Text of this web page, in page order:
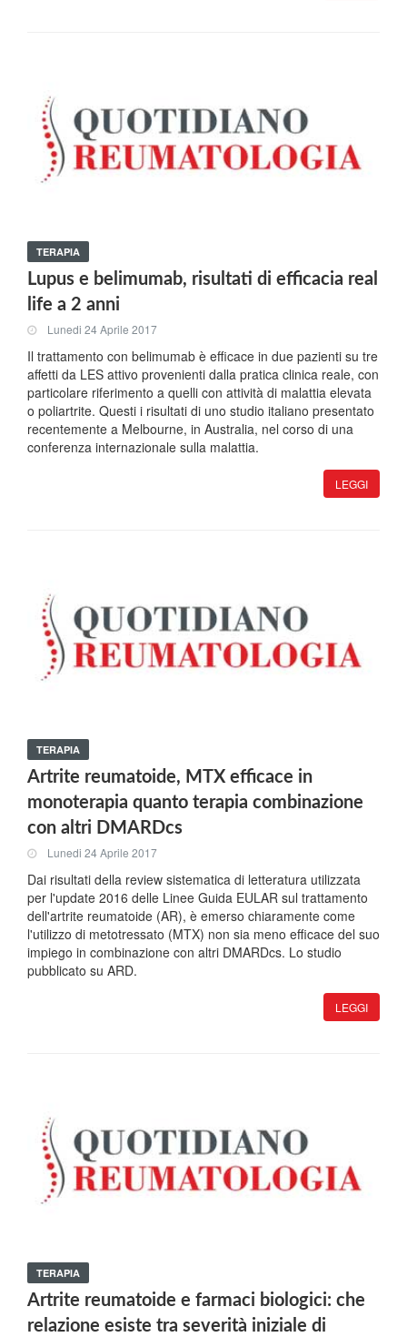
TERAPIA
Lupus e belimumab, risultati di efficacia real
life a 2 anni
Lunedi 24 Aprile 2017
Il trattamento con belimumab è efficace in due pazienti su tre
affetti da LES attivo provenienti dalla pratica clinica reale, con
particolare riferimento a quelli con attività di malattia elevata
o poliartrite. Questi i risultati di uno studio italiano presentato
recentemente a Melbourne, in Australia, nel corso di una
conferenza internazionale sulla malattia.
LEGGI
TERAPIA
Artrite reumatoide, MTX efficace in
monoterapia quanto terapia combinazione
con altri DMARDcs
Lunedi 24 Aprile 2017
Dai risultati della review sistematica di letteratura utilizzata
per l'update 2016 delle Linee Guida EULAR sul trattamento
dell'artrite reumatoide (AR), è emerso chiaramente come
l'utilizzo di metotressato (MTX) non sia meno efficace del suo
impiego in combinazione con altri DMARDcs. Lo studio
pubblicato su ARD.
LEGGI
TERAPIA
Artrite reumatoide e farmaci biologici: che
relazione esiste tra severità iniziale di